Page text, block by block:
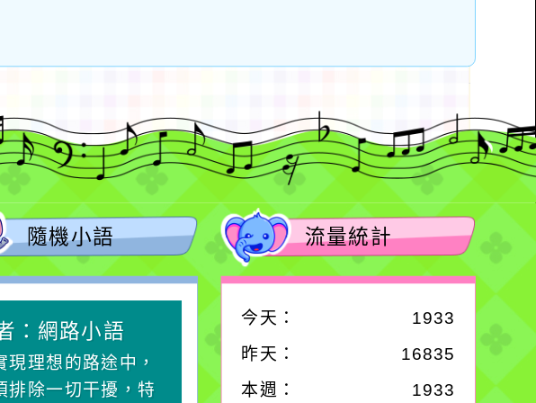
隨機小語
：網路小語
現理想的路途中，
排除一切干擾，特
作者：網路小語
生活是一面鏡子。你對
它笑，它就對你笑；你
流量統計
今天： 1933
昨天： 16835
本週： 1933